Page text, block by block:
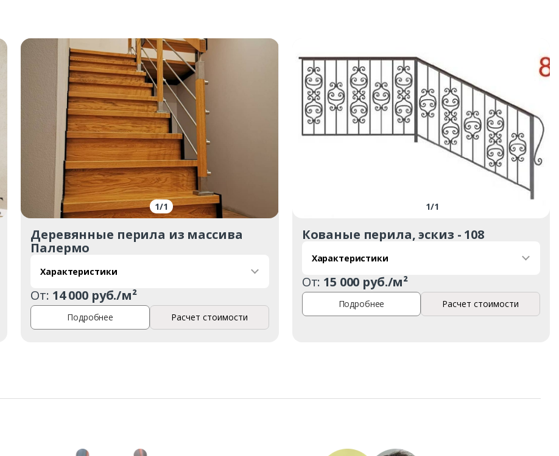
Заказать
1/1
Деревянные перила из массива
Палермо
Характеристики
От: 14 000 руб./м²
Подробнее Расчет стоимости
1/1
Кованые перила, эскиз - 108
Характеристики
От: 15 000 руб./м²
Подробнее Расчет стоимости